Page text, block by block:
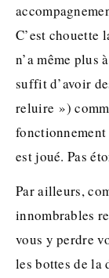
C’est chouette
n’a même plus
suffit d’avoir
reluire »)
est joué. Pas
Par ailleurs,
innombrables
vous y perdre
les bottes de la